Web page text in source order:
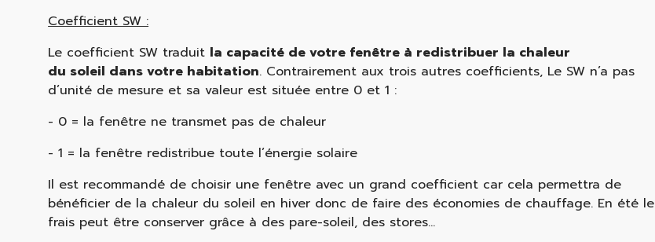
Coefficient SW :
Le coefficient SW traduit la capacité de votre fenêtre à redistribuer la chaleur
du soleil dans votre habitation. Contrairement aux trois autres coefficients, Le SW n’a pas
d’unité de mesure et sa valeur est située entre 0 et 1 :
- 0 = la fenêtre ne transmet pas de chaleur
- 1 = la fenêtre redistribue toute l’énergie solaire
Il est recommandé de choisir une fenêtre avec un grand coefficient car cela permettra de
bénéficier de la chaleur du soleil en hiver donc de faire des économies de chauffage. En été le
frais peut être conserver grâce à des pare-soleil, des stores…